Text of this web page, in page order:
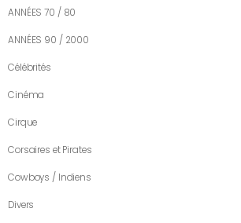
ANNÉES 70 / 80
ANNÉES 90 / 2000
Célébrités
Cinéma
Cirque
Corsaires et Pirates
Cowboys / Indiens
Divers